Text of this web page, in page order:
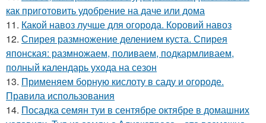
как приготовить удобрение на даче или дома
11. Какой навоз лучше для огорода. Коровий навоз
12. Спирея размножение делением куста. Спирея
японская: размножаем, поливаем, подкармливаем,
полный календарь ухода на сезон
13. Применяем борную кислоту в саду и огороде.
Правила использования
14. Посадка семян туи в сентябре октябре в домашних